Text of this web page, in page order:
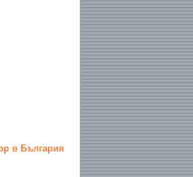
в България